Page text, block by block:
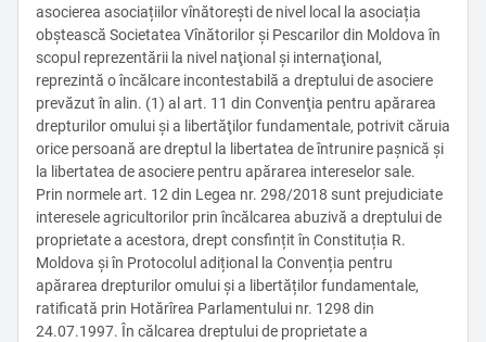
asocierea asociațiilor vînătoreşti de nivel local la asociația
obștească Societatea Vînătorilor şi Pescarilor din Moldova în
scopul reprezentării la nivel naţional şi internaţional,
reprezintă o încălcare incontestabilă a dreptului de asociere
prevăzut în alin. (1) al art. 11 din Convenţia pentru apărarea
drepturilor omului şi a libertăţilor fundamentale, potrivit căruia
orice persoană are dreptul la libertatea de întrunire paşnică şi
la libertatea de asociere pentru apărarea intereselor sale.
Prin normele art. 12 din Legea nr. 298/2018 sunt prejudiciate
interesele agricultorilor prin încălcarea abuzivă a dreptului de
proprietate a acestora, drept consfințit în Constituția R.
Moldova și în Protocolul adițional la Convenția pentru
apărarea drepturilor omului și a libertăților fundamentale,
ratificată prin Hotărîrea Parlamentului nr. 1298 din
24.07.1997. În călcarea dreptului de proprietate a